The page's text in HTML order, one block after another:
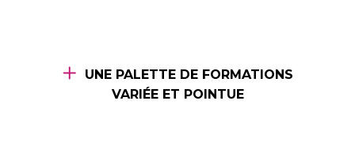
UNE PALETTE DE FORMATIONS
VARIÉE ET POINTUE